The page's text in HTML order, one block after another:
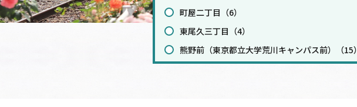
町屋二丁目（6）
東尾久三丁目（4）
熊野前（東京都立大学荒川キャンパス前）（15）